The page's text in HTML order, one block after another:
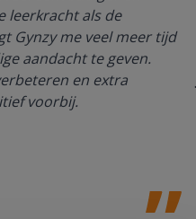
leerkracht als de
Gynzy me veel meer tijd
aandacht te geven.
en extra
voorbij.